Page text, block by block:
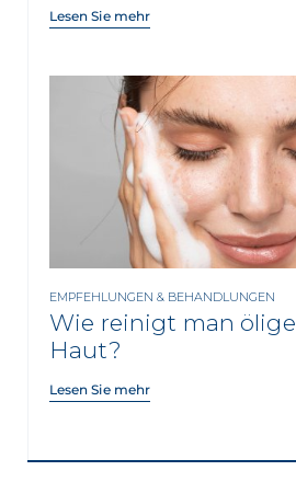
Lesen Sie mehr
EMPFEHLUNGEN & BEHANDLUNGEN
Wie reinigt man ölige
Haut?
Lesen Sie mehr